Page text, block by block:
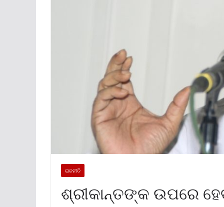
ରାଜନୀତି
ଶ୍ରୀକାନ୍ତଙ୍କ ଉପରେ